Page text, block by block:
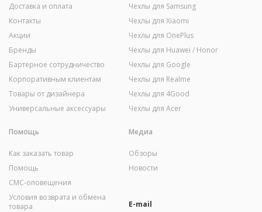
Доставка и оплата
Контакты
Акции
Бренды
Бартерное сотрудничество
Корпоративным клиентам
Товары от дизайнера
Универсальные аксессуары
Чехлы для Samsung
Чехлы для Xiaomi
Чехлы для OnePlus
Чехлы для Huawei / Honor
Чехлы для Google
Чехлы для Realme
Чехлы для 4Good
Чехлы для Acer
Помощь
Как заказать товар
Помощь
СМС-оповещения
Условия возврата и обмена
товара
Медиа
Обзоры
Новости
E-mail